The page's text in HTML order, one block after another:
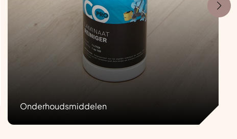
Onderhoudsmiddelen